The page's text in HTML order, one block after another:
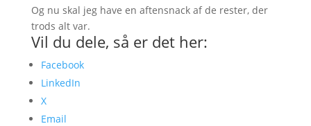
Og nu skal jeg have en aftensnack af de rester, der
trods alt var.
Vil du dele, så er det her:
Facebook
LinkedIn
X
Email